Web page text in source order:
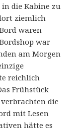
die Kabine zu
ziemlich
waren
war
am Morgen
reichlich
Frühstück
die
mit Lesen
hätte es